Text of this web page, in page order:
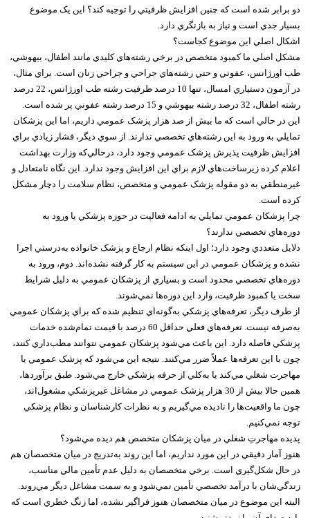
دو برابر شده است که چنين افزايش ظرفيتي را توجيه کند؟ اين يک موضوع
بسيار جدي است و نياز به بازنگري دارد.
اشکال اصلي اين موضوع کجاست؟
مشکل اصلي ما کمبود متخصص در برخي رشته‌هاي کليدي مانند اطفال، بيهوشي،
طب اورژانس، عفوني و حتي رشته‌هاي جراحي و جراحي زنان است. براي مثال،
در آزمون دستياري امسال، تنها 10 درصد ظرفيت رشته طب اورژانس، 22 درصد
رشته اطفال، 32 درصد رشته بيهوشي و 15 درصد رشته عفوني پر شده است.
اين در حالي است که ما بيش از صد هزار پزشک عمومي داريم، اما اين پزشکان
تمايلي به ورود به اين رشته‌هاي تخصصي ندارند. از سوي ديگر، فشار زيادي براي
افزايش ظرفيت پذيرش پزشک عمومي وجود دارد، درحالي‌که وزارت بهداشت
اعلام کرده زيرساخت‌هاي لازم براي اين افزايش وجود ندارد. اين نگاه نامتعادل و
غيرمنطقي به دو مقوله پزشک عمومي و متخصص، نظام سلامت را دچار مشکل
کرده است.
چرا پزشکان عمومي تمايلي به ادامه فعاليت در حوزه پزشکي يا ورود به
دوره‌هاي تخصصي ندارند؟
دلايل متعددي وجود دارد؛ اول اينکه نظام ارجاع و پزشک خانواده به‌درستي اجرا
نشده و پزشکان عمومي در اين سيستم به کار گرفته نشده‌اند. دوم، ورود به
دوره‌هاي تخصصي محدود است و بسياري از پزشکان عمومي به دليل شرايط
سخت يا کمبود ظرفيت، وارد اين دوره‌ها نمي‌شوند.
از طرف ديگر، تعرفه‌هاي پزشکي به‌گونه‌اي تنظيم شده که براي پزشکان عمومي
به‌صرفه نيست. تعرفه‌هاي فعلي حداقل 60 درصد با قيمت تمام‌شده خدمات
پزشکي فاصله دارد. اين باعث مي‌شود پزشکان عمومي نتوانند مطب‌داري کنند،
چون با اين تعرفه‌ها عملاً ضرر مي‌کنند. نتيجه اين مي‌شود که پزشک عمومي يا
مهاجرت شغلي مي‌کند يا به‌کلي از حرفه پزشکي خارج مي‌شود. طبق برآوردها،
همين حالا بيش از 30 هزار پزشک عمومي در مشاغل غيرپزشکي مشغول‌اند،
چون ما واقعيت‌ها را ناديده مي‌گيريم و به نظرات کارشناسان و نظام پزشکي
توجه نمي‌کنيم.
پديده مهاجرتِ شغلي در ميان پزشکان متخصص هم ديده مي‌شود؟
هنوز آمار دقيقي در اين مورد نداريم، اما اين روند به‌تدريج در ميان متخصصان هم
در حال شکل‌گيري است. برخي متخصصان به دليل عدم تأمين مالي مناسب،
زندگي‌شان با درآمد تخصصي تأمين نمي‌شود و به سمت مشاغل ديگر مي‌روند.
البته اين موضوع در ميان متخصصان هنوز فراگير نشده، اما زنگ خطري است که